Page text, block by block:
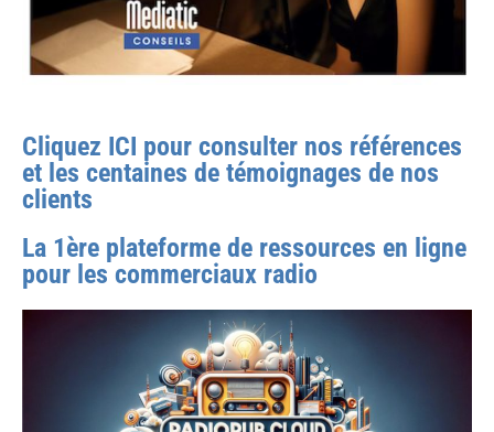
Cliquez ICI pour consulter nos références
et les centaines de témoignages de nos
clients
La 1ère plateforme de ressources en ligne
pour les commerciaux radio